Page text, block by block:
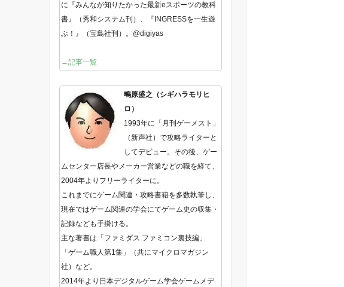
に『みんなが知りたかった最新eスポーツの教科
書』（秀和システム刊）、『INGRESSを一生遊
ぶ！』（宝島社刊）。@digiyas
→記事一覧
鴫原盛之（シギハラモリヒ
ロ）
1993年に「月刊ゲーメスト」
（新声社）で攻略ライターと
してデビュー。その後、ゲー
ムセンター店長やメーカー営業などの職を経て、
2004年よりフリーライターに。
これまでにゲーム関連・攻略書籍を多数執筆し、
現在ではゲーム関連の学会にてゲーム史の収集・
記録なども手掛ける。
主な著書は「ファミダス ファミコン裏技編」
「ゲーム職人第1集」（共にマイクロマガジン
社）など。
2014年より日本デジタルゲーム学会ゲームメデ